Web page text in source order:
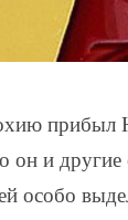
прибыл
он и
особо